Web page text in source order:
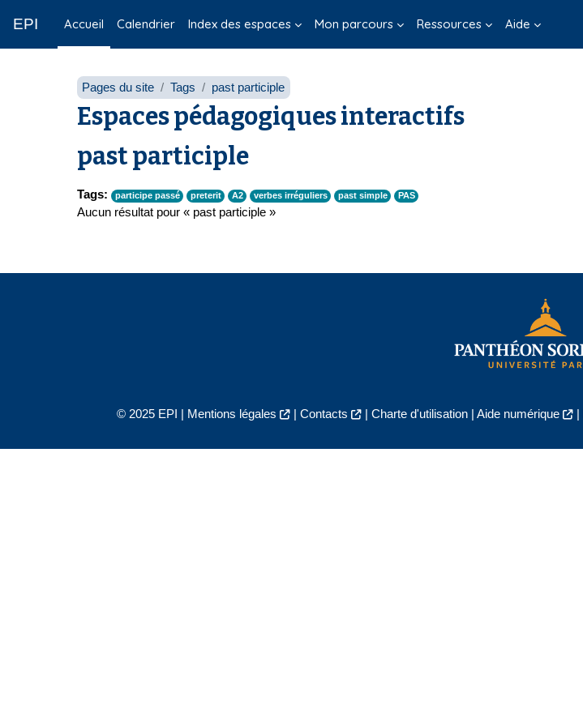
EPI Accueil Calendrier Index des espaces Mon parcours Ressources Aide
Pages du site Tags past participle
Espaces pédagogiques interactifs
past participle
Tags: participe passé preterit A2 verbes irréguliers past simple PAS
Aucun résultat pour « past participle »
© 2025 EPI | Mentions légales | Contacts | Charte d'utilisation| Aide numérique |